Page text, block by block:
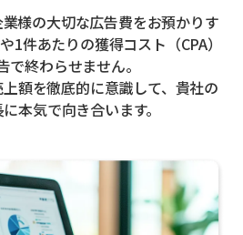
様の大切な広告費をお預かりす
1件あたりの獲得コスト（CPA）
で終わらせません。
額を徹底的に意識して、貴社の
本気で向き合います。